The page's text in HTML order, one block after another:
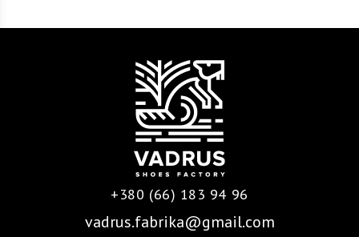
+380 (66) 183 94 96
vadrus.fabrika@gmail.com